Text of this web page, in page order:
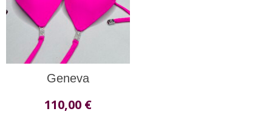
Geneva
110,00 €